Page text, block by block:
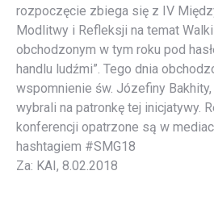
rozpoczęcie zbiega się z IV
Modlitwy i Refleksji na temat
obchodzonym w tym roku pod
handlu ludźmi”. Tego dnia
wspomnienie św. Józefiny
wybrali na patronkę tej inicjatywy.
konferencji opatrzone są w
hashtagiem #SMG18
Za: KAI, 8.02.2018